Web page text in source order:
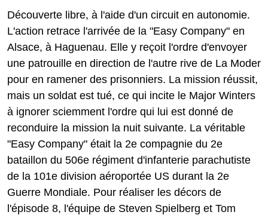
Découverte libre, à l'aide d'un circuit en autonomie.
L'action retrace l'arrivée de la "Easy Company" en
Alsace, à Haguenau. Elle y reçoit l'ordre d'envoyer
une patrouille en direction de l'autre rive de La Moder
pour en ramener des prisonniers. La mission réussit,
mais un soldat est tué, ce qui incite le Major Winters
à ignorer sciemment l'ordre qui lui est donné de
reconduire la mission la nuit suivante. La véritable
"Easy Company" était la 2e compagnie du 2e
bataillon du 506e régiment d'infanterie parachutiste
de la 101e division aéroportée US durant la 2e
Guerre Mondiale. Pour réaliser les décors de
l'épisode 8, l'équipe de Steven Spielberg et Tom